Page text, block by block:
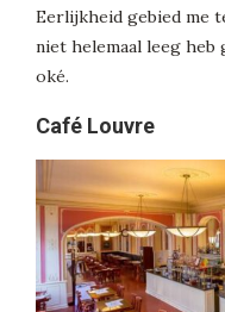
Eerlijkheid gebied me
niet helemaal leeg heb
oké.
Café Louvre